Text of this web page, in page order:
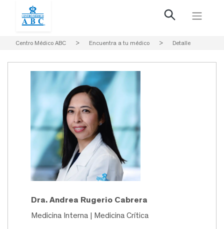
Centro Médico ABC > Encuentra a tu médico > Detalle
Dra. Andrea Rugerio Cabrera
Medicina Interna | Medicina Crítica